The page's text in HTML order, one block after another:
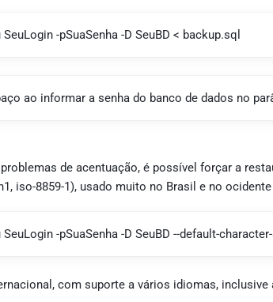
-pSuaSenha -D SeuBD < backup.sql
ao informar a senha do banco de dados no
de acentuação, é possível forçar a
iso-8859-1), usado muito no Brasil e no
-pSuaSenha -D SeuBD --default-
com suporte a vários idiomas,